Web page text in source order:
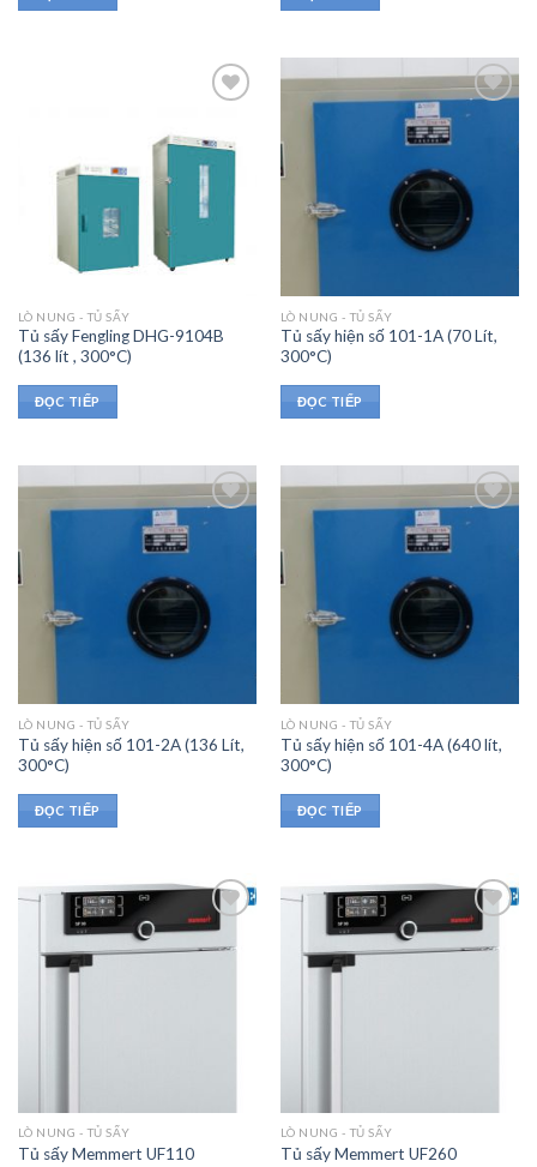
LÒ NUNG - TỦ SẤY
Tủ sấy Fengling DHG-9104B
(136 lít , 300°C)
ĐỌC TIẾP
LÒ NUNG - TỦ SẤY
Tủ sấy hiện số 101-1A (70 Lít,
300°C)
ĐỌC TIẾP
LÒ NUNG - TỦ SẤY
Tủ sấy hiện số 101-2A (136 Lít,
300°C)
ĐỌC TIẾP
LÒ NUNG - TỦ SẤY
Tủ sấy hiện số 101-4A (640 lít,
300°C)
ĐỌC TIẾP
LÒ NUNG - TỦ SẤY
Tủ sấy Memmert UF110
LÒ NUNG - TỦ SẤY
Tủ sấy Memmert UF260